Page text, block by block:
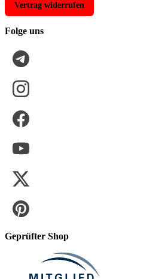
Vertrag widerrufen
Folge uns
Geprüfter Shop